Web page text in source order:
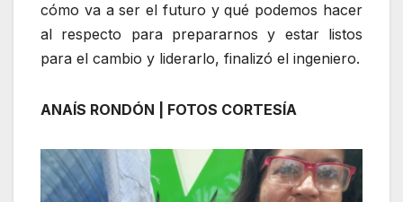
cómo va a ser el futuro y qué podemos hacer
al respecto para prepararnos y estar listos
para el cambio y liderarlo, finalizó el ingeniero.
ANAÍS RONDÓN | FOTOS CORTESÍA